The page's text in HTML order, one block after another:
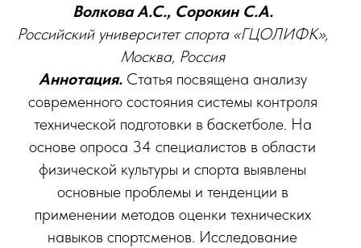
Волкова А.С., Сорокин С.А.
Российский университет спорта «ГЦОЛИФК»,
Москва, Россия
Аннотация. Статья посвящена анализу
современного состояния системы контроля
технической подготовки в баскетболе. На
основе опроса 34 специалистов в области
физической культуры и спорта выявлены
основные проблемы и тенденции в
применении методов оценки технических
навыков спортсменов. Исследование